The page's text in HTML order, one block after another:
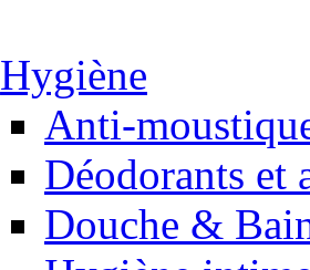
Hygiène
Anti-
Déodorants et
Douche &